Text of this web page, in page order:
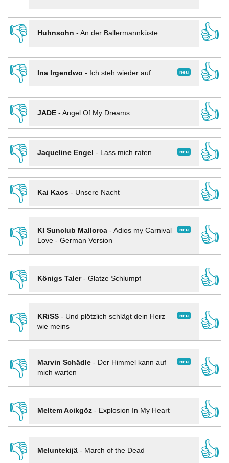
👎
Huhnsohn - An der Ballermannküste
👍
👎
neu
Ina Irgendwo - Ich steh wieder auf
👍
👎
JADE- Angel Of My Dreams
👍
👎
neu
Jaqueline Engel - Lass mich raten
👍
👎
Kai Kaos- Unsere Nacht
👍
👎
neu
KI Sunclub Mallorca- Adios my Carnival
Love - German Version
👍
👎
Königs Taler- Glatze Schlumpf
👍
👎
neu
KRiSS- Und plötzlich schlägt dein Herz
wie meins
👍
👎 neu
Marvin Schädle- Der Himmel kann auf
mich warten
👍
👎
Meltem Acikgöz- Explosion In My Heart
👍
👎
Meluntekijä- March of the Dead
👍